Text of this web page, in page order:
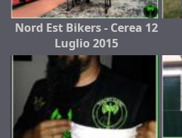
Nord Est Bikers - Cerea 12
Luglio 2015